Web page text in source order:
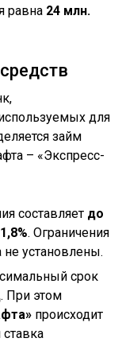
равна 24 млн.
для
займ
– «Экспресс-
составляет до
. Ограничения
установлены.
срок
. При этом
происходит